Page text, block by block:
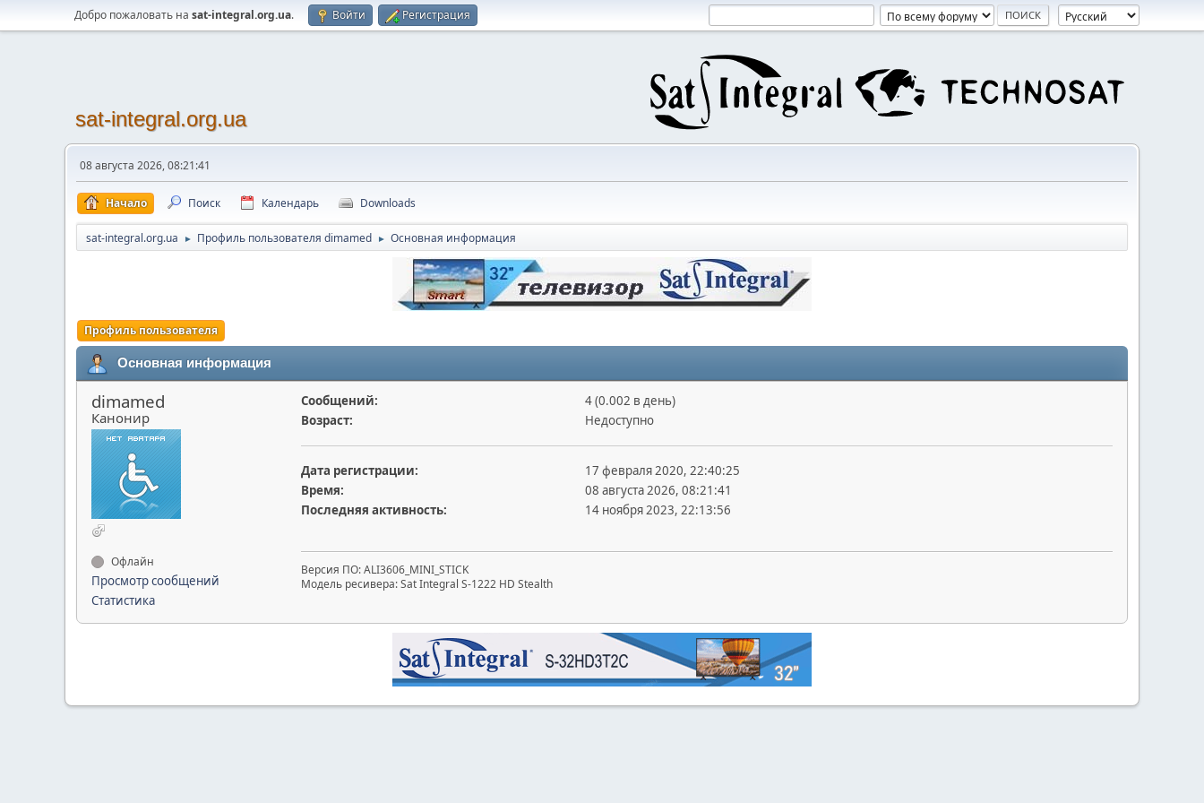
Добро пожаловать на sat-integral.org.ua. Войти Регистрация
sat-integral.org.ua
08 августа 2026, 08:21:41
Начало Поиск Календарь Downloads
sat-integral.org.ua ► Профиль пользователя dimamed ► Основная информация
Профиль пользователя
Основная информация
dimamed
Канонир
Офлайн
Просмотр сообщений
Статистика
Сообщений:
4 (0.002 в день)
Возраст:
Недоступно
Дата регистрации:
17 февраля 2020, 22:40:25
Время:
08 августа 2026, 08:21:41
Последняя активность:
14 ноября 2023, 22:13:56
Версия ПО: ALI3606_MINI_STICK
Модель ресивера: Sat Integral S-1222 HD Stealth